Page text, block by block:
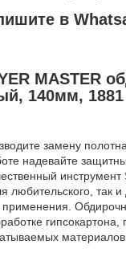
в
MASTER
140мм, 1881
замену
надевайте
инструмент
любительского, так и